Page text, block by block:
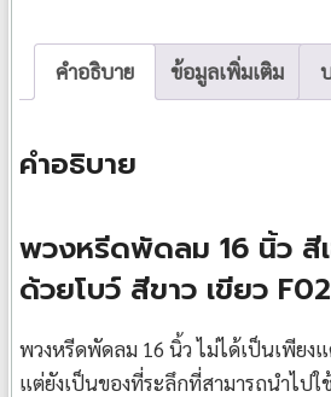
คำอธิบาย ข้อมูลเพิ่มเติม
คำอธิบาย
พวงหรีดพัดลม 16 นิ้ว สี
ด้วยโบว์ สีขาว เขียว
พวงหรีดพัดลม 16 นิ้ว ไม่ได้เป็นเพียง
แต่ยังเป็นของที่ระลึกที่สามารถนำไปใ